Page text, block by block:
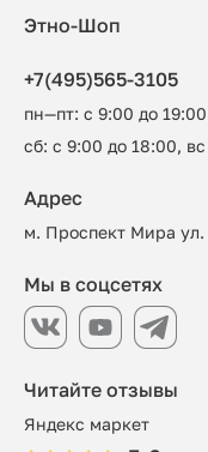
Этно-Шоп
+7(495)565-3105
пн—пт: с 9:00 до 19:00
сб: с 9:00 до 18:00,
Читайте отзывы
Яндекс маркет
Адрес
м. Проспект Мира
Мы в соцсетях